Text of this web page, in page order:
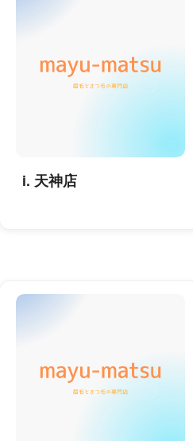
i. 天神店